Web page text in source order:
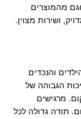
מהמוצרים
ושירות מצוין.
והנכדים
הגבוהה של
מרגישים
תודה גדולה לכל